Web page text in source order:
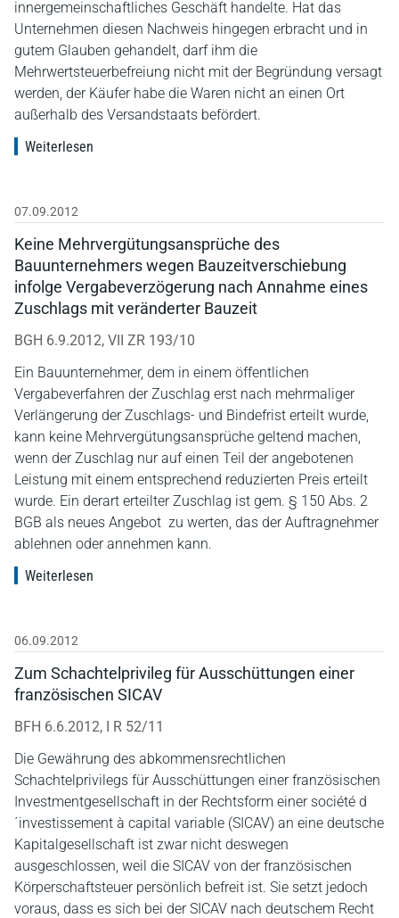
innergemeinschaftliches Geschäft handelte. Hat das
Unternehmen diesen Nachweis hingegen erbracht und in
gutem Glauben gehandelt, darf ihm die
Mehrwertsteuerbefreiung nicht mit der Begründung versagt
werden, der Käufer habe die Waren nicht an einen Ort
außerhalb des Versandstaats befördert.
Weiterlesen
07.09.2012
Keine Mehrvergütungsansprüche des
Bauunternehmers wegen Bauzeitverschiebung
infolge Vergabeverzögerung nach Annahme eines
Zuschlags mit veränderter Bauzeit
BGH 6.9.2012, VII ZR 193/10
Ein Bauunternehmer, dem in einem öffentlichen
Vergabeverfahren der Zuschlag erst nach mehrmaliger
Verlängerung der Zuschlags- und Bindefrist erteilt wurde,
kann keine Mehrvergütungsansprüche geltend machen,
wenn der Zuschlag nur auf einen Teil der angebotenen
Leistung mit einem entsprechend reduzierten Preis erteilt
wurde. Ein derart erteilter Zuschlag ist gem. § 150 Abs. 2
BGB als neues Angebot zu werten, das der Auftragnehmer
ablehnen oder annehmen kann.
Weiterlesen
06.09.2012
Zum Schachtelprivileg für Ausschüttungen einer
französischen SICAV
BFH 6.6.2012, I R 52/11
Die Gewährung des abkommensrechtlichen
Schachtelprivilegs für Ausschüttungen einer französischen
Investmentgesellschaft in der Rechtsform einer société d
´investissement à capital variable (SICAV) an eine deutsche
Kapitalgesellschaft ist zwar nicht deswegen
ausgeschlossen, weil die SICAV von der französischen
Körperschaftsteuer persönlich befreit ist. Sie setzt jedoch
voraus, dass es sich bei der SICAV nach deutschem Recht